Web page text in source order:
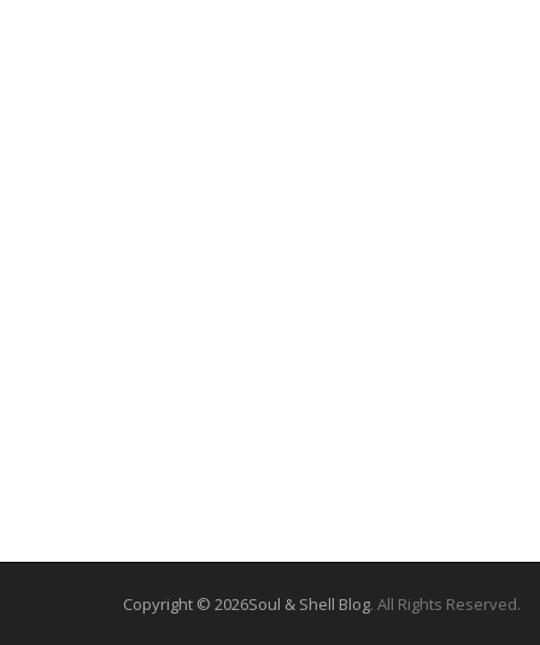
Copyright © 2026Soul & Shell Blog. All Rights Reserved.